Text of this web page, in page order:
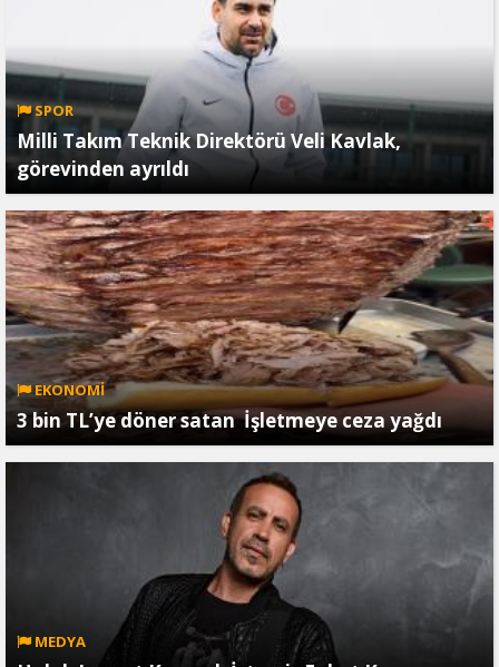
SPOR
Milli Takım Teknik Direktörü Veli Kavlak,
görevinden ayrıldı
EKONOMİ
3 bin TL’ye döner satan İşletmeye ceza yağdı
MEDYA